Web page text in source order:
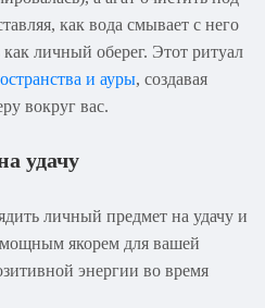
как вода смывает с него
как личный оберег. Этот ритуал
и ауры, создавая
вокруг вас.
удачу
личный предмет на удачу и
якорем для вашей
энергии во время